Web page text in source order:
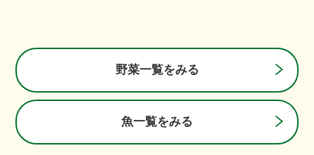
野菜一覧をみる
魚一覧をみる